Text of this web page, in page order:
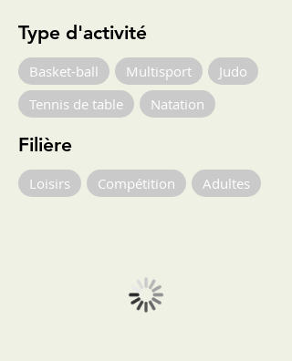
Type d'activité
Basket-ball Multisport
Judo
Tennis de table
Natation
Filière
Loisirs Compétition Adultes